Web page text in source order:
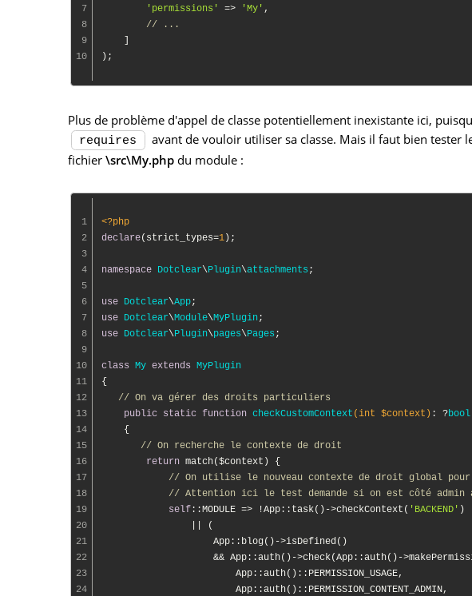
7
8
9
10
'permissions'
=> 'My' ,
// ...
Plus de problème d'appel de classe potentiellement inexistante ici,
requires
avant de vouloir utiliser sa classe. Mais il faut bien tester
fichier\src\My.php du module :
1
2
3
4
5
6
7
8
9
10
11
12
13
14
15
16
17
18
19
20
21
22
23
24
<?php
declare(strict_types=1);
namespace Dotclear\Plugin\attachments ;
use Dotclear\App
use Dotclear\Module\MyPlugin
use Dotclear\Plugin\pages\Pages ;
class My extends
MyPlugin
{
// On va gérer des droits particuliers
public static function checkCustomContext (int $context) : ?bool
{
// On recherche le contexte de droit
return match($context) {
// On utilise le nouveau contexte de droit global
// Attention ici le test demande si on est côté admin
self ::MODULE => !App::task()->checkContext( 'BACKEND' )
                || (
                    App::blog()->isDefined()
&& App::auth()->check(App::auth()-
                        App::auth()::PERMISSION_USAGE,
                        App::auth()::PERMISSION_CONTENT_ADMIN,